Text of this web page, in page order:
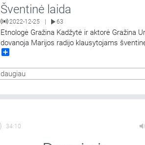
Šventinė laida
2022-12-25 63
Etnologė Gražina Kadžytė ir aktorė Gražina
dovanoja Marijos radijo klausytojams
muzikos ir poezijos valandėlę. Laidoje skamba
dainos.
daugiau
34:10